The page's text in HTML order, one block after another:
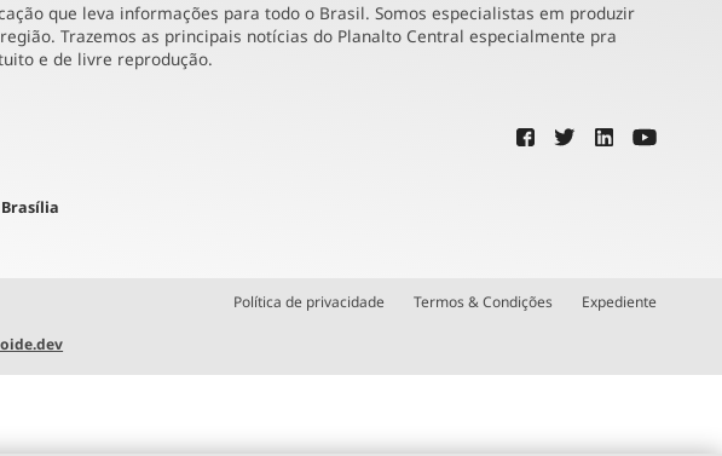
que leva informações para todo o Brasil. Somos especialistas em produzir
Trazemos as principais notícias do Planalto Central especialmente pra
e de livre reprodução.
Brasília
Política de privacidade Termos & Condições Expediente